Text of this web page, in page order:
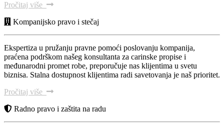
Pročitaj više
Kompanijsko pravo i stečaj
Ekspertiza u pružanju pravne pomoći poslovanju kompanija,
praćena podrškom našeg konsultanta za carinske propise i
međunarodni promet robe, preporučuje nas klijentima u svetu
biznisa. Stalna dostupnost klijentima radi savetovanja je naš prioritet.
Pročitaj više
Radno pravo i zaštita na radu